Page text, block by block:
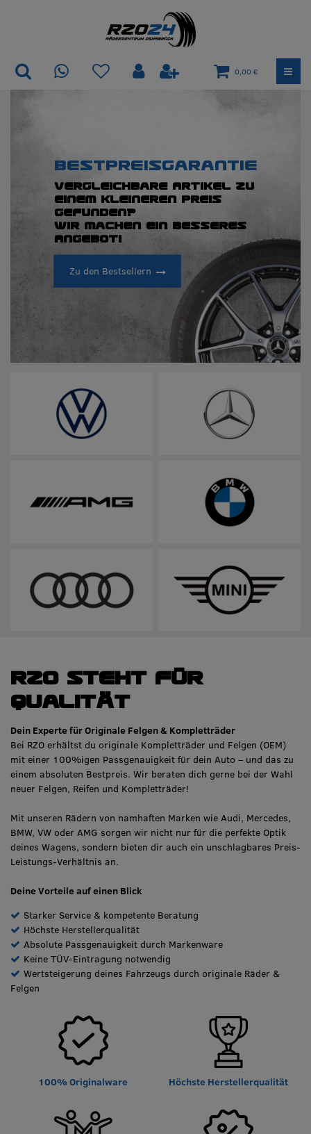
0,00 €
Bestpreisgarantie
Vergleichbare Artikel zu
einem kleineren Preis
gefunden?
Wir machen ein besseres
Angebot!
Zu den Bestsellern
RZO steht für
Qualität
Dein Experte für Originale Felgen & Kompletträder
Bei RZO erhältst du originale Kompletträder und Felgen (OEM)
mit einer 100%igen Passgenauigkeit für dein Auto – und das zu
einem absoluten Bestpreis. Wir beraten dich gerne bei der Wahl
neuer Felgen, Reifen und Kompletträder!
Mit unseren Rädern von namhaften Marken wie Audi, Mercedes,
BMW, VW oder AMG sorgen wir nicht nur für die perfekte Optik
deines Wagens, sondern bieten dir auch ein unschlagbares Preis-
Leistungs-Verhältnis an.
Deine Vorteile auf einen Blick
Starker Service & kompetente Beratung
Höchste Herstellerqualität
Absolute Passgenauigkeit durch Markenware
Keine TÜV-Eintragung notwendig
Wertsteigerung deines Fahrzeugs durch originale Räder &
Felgen
100% Originalware Höchste Herstellerqualität